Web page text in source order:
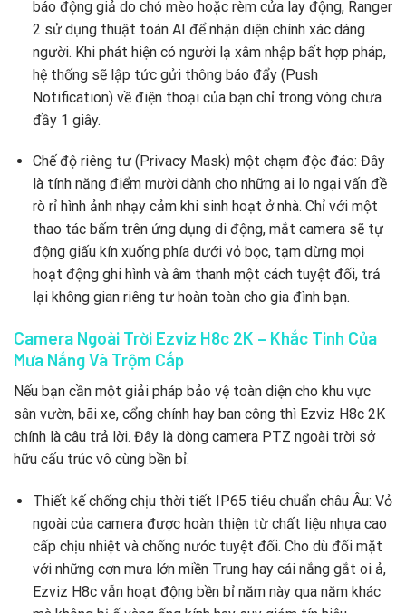
báo động giả do chó mèo hoặc rèm cửa lay động, Ranger
2 sử dụng thuật toán AI để nhận diện chính xác dáng
người. Khi phát hiện có người lạ xâm nhập bất hợp pháp,
hệ thống sẽ lập tức gửi thông báo đẩy (Push
Notification) về điện thoại của bạn chỉ trong vòng chưa
đầy 1 giây.
Chế độ riêng tư (Privacy Mask) một chạm độc đáo: Đây
là tính năng điểm mười dành cho những ai lo ngại vấn đề
rò rỉ hình ảnh nhạy cảm khi sinh hoạt ở nhà. Chỉ với một
thao tác bấm trên ứng dụng di động, mắt camera sẽ tự
động giấu kín xuống phía dưới vỏ bọc, tạm dừng mọi
hoạt động ghi hình và âm thanh một cách tuyệt đối, trả
lại không gian riêng tư hoàn toàn cho gia đình bạn.
Camera Ngoài Trời Ezviz H8c 2K – Khắc Tinh Của
Mưa Nắng Và Trộm Cắp
Nếu bạn cần một giải pháp bảo vệ toàn diện cho khu vực
sân vườn, bãi xe, cổng chính hay ban công thì Ezviz H8c 2K
chính là câu trả lời. Đây là dòng camera PTZ ngoài trời sở
hữu cấu trúc vô cùng bền bỉ.
Thiết kế chống chịu thời tiết IP65 tiêu chuẩn châu Âu: Vỏ
ngoài của camera được hoàn thiện từ chất liệu nhựa cao
cấp chịu nhiệt và chống nước tuyệt đối. Cho dù đối mặt
với những cơn mưa lớn miền Trung hay cái nắng gắt oi ả,
Ezviz H8c vẫn hoạt động bền bỉ năm này qua năm khác